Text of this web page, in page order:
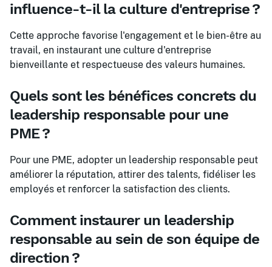
influence-t-il la culture d'entreprise ?
Cette approche favorise l'engagement et le bien-être au
travail, en instaurant une culture d'entreprise
bienveillante et respectueuse des valeurs humaines.
Quels sont les bénéfices concrets du
leadership responsable pour une
PME ?
Pour une PME, adopter un leadership responsable peut
améliorer la réputation, attirer des talents, fidéliser les
employés et renforcer la satisfaction des clients.
Comment instaurer un leadership
responsable au sein de son équipe de
direction ?